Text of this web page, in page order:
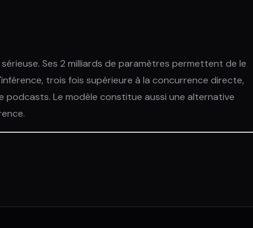
Ses 2 milliards de paramètres permettent de le
trois fois supérieure à la concurrence directe,
Le modèle constitue aussi une alternative